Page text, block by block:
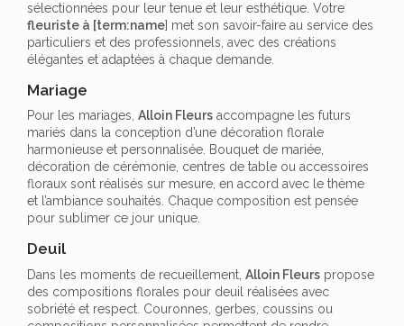
sélectionnées pour leur tenue et leur esthétique. Votre
fleuriste à [term:name] met son savoir-faire au service des
particuliers et des professionnels, avec des créations
élégantes et adaptées à chaque demande.
Mariage
Pour les mariages, Alloin Fleurs accompagne les futurs
mariés dans la conception d’une décoration florale
harmonieuse et personnalisée. Bouquet de mariée,
décoration de cérémonie, centres de table ou accessoires
floraux sont réalisés sur mesure, en accord avec le thème
et l’ambiance souhaités. Chaque composition est pensée
pour sublimer ce jour unique.
Deuil
Dans les moments de recueillement, Alloin Fleurs propose
des compositions florales pour deuil réalisées avec
sobriété et respect. Couronnes, gerbes, coussins ou